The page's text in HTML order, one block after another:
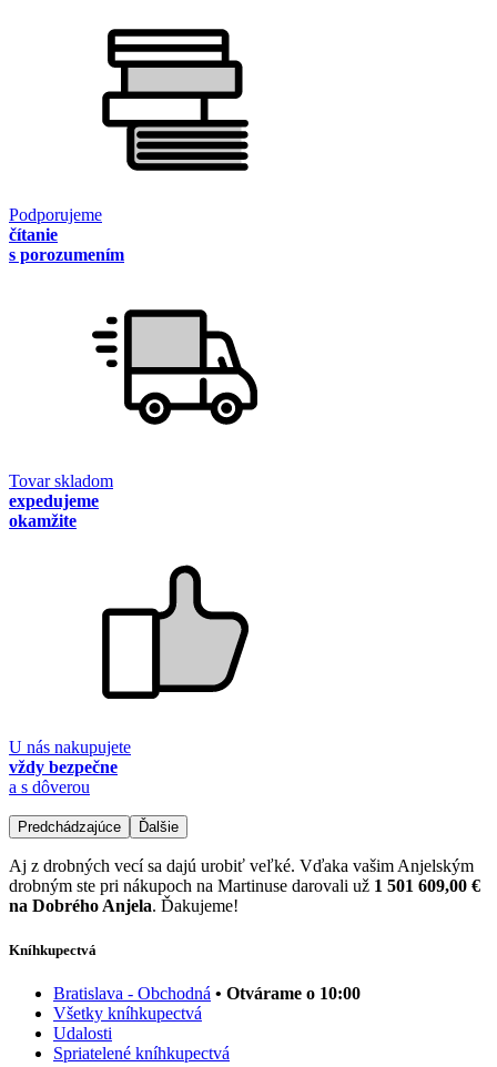
Podporujeme
čítanie
s porozumením
Tovar skladom
expedujeme
okamžite
U nás nakupujete
vždy bezpečne
a s dôverou
Predchádzajúce Ďalšie
Aj z drobných vecí sa dajú urobiť veľké. Vďaka vašim Anjelským
drobným ste pri nákupoch na Martinuse darovali už 1 501 609,00 €
na Dobrého Anjela. Ďakujeme!
Kníhkupectvá
Bratislava - Obchodná • Otvárame o 10:00
Všetky kníhkupectvá
Udalosti
Spriatelené kníhkupectvá